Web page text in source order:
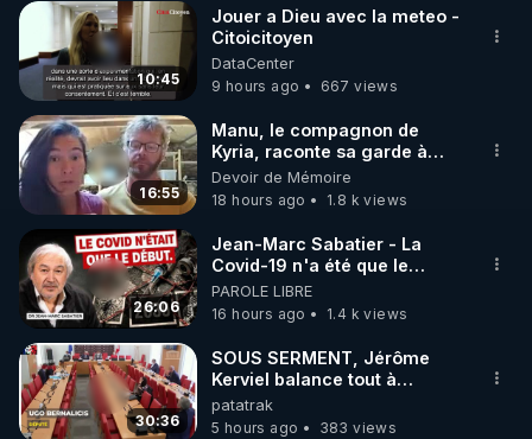
http://rgnr.li/instagram
🌱 LA NEWSLETTER
Pour ne pas rater l’actualité RGNR (stages,
http://rgnr.li/news
🌱 VIDÉOS NON CENSURÉES SUR ODYSEE
Toutes les vidéos Youtube sont aussi sur la
http://rgnr.li/odysee
🌱 LES STAGES EN PRÉSENTIEL
http://rgnr.li/stages
10:45
Jouer a Dieu avec la meteo -
Citoicitoyen
DataCenter
9 hours ago
667 views
16:55
Manu, le compagnon de
Kyria, raconte sa garde à
vue musclée. PARTAGEZ!
Devoir de Mémoire
18 hours ago
1.8 k views
26:06
Jean-Marc Sabatier - La
Covid-19 n'a été que le
début - L'ARNm & l'ARNm-aa
jusqu où auront-t-il ?
PAROLE LIBRE
16 hours ago
1.4 k views
30:36
SOUS SERMENT, Jérôme
Kerviel balance tout à
l'Assemblée !
patatrak
5 hours ago
383 views